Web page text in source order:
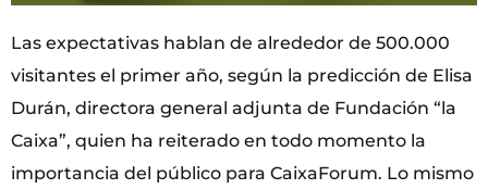
Las expectativas hablan de alrededor de 500.000
visitantes el primer año, según la predicción de Elisa
Durán, directora general adjunta de Fundación “la
Caixa”, quien ha reiterado en todo momento la
importancia del público para CaixaForum. Lo mismo